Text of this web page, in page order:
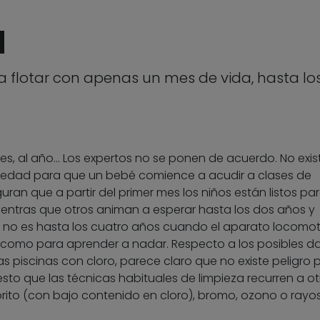
flotar con apenas un mes de vida, hasta
al año… Los expertos no se ponen de acuerdo. No
para que un bebé comience a acudir a clases de
que a partir del primer mes los niños están listos
que otros animan a esperar hasta los dos años y
es hasta los cuatro años cuando el aparato
para aprender a nadar. Respecto a los posibles
piscinas con cloro, parece claro que no existe peligro
que las técnicas habituales de limpieza recurren a
(con bajo contenido en cloro), bromo, ozono o